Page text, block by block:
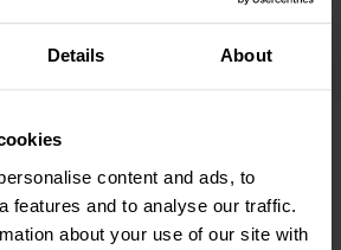
Details About
content and ads, to
features and to analyse our traffic.
about your use of our site with
explosifs.